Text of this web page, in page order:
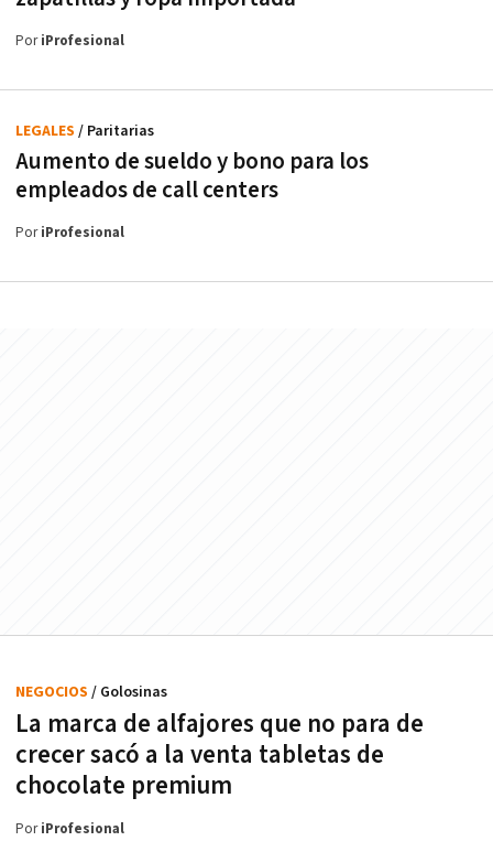
PoriProfesional
Aumento de sueldo y bono para los
empleados de call centers
LEGALES / Paritarias
PoriProfesional
La marca de alfajores que no para de
crecer sacó a la venta tabletas de
chocolate premium
NEGOCIOS / Golosinas
PoriProfesional